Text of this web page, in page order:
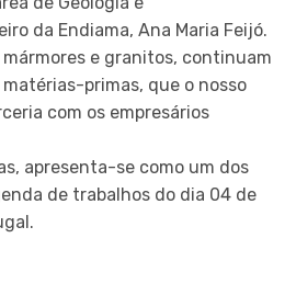
da Endiama, Ana Maria Feijó.
mármores e granitos, continuam
primas, que o nosso
com os empresários
apresenta-se como um dos
de trabalhos do dia 04 de